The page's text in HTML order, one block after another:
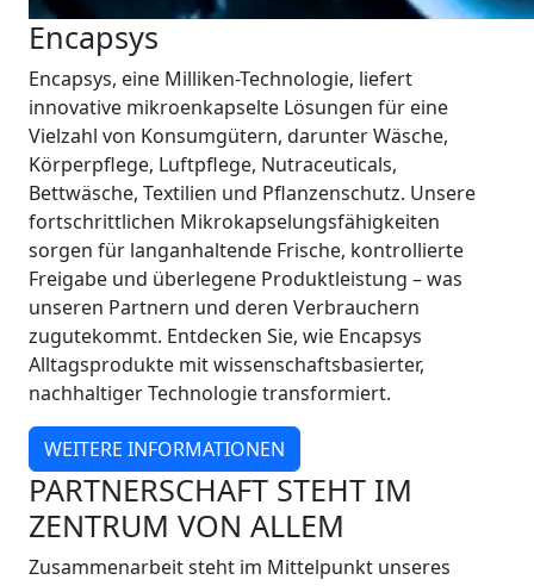
Encapsys
Encapsys, eine Milliken-Technologie, liefert
innovative mikroenkapselte Lösungen für eine
Vielzahl von Konsumgütern, darunter Wäsche,
Körperpflege, Luftpflege, Nutraceuticals,
Bettwäsche, Textilien und Pflanzenschutz. Unsere
fortschrittlichen Mikrokapselungsfähigkeiten
sorgen für langanhaltende Frische, kontrollierte
Freigabe und überlegene Produktleistung – was
unseren Partnern und deren Verbrauchern
zugutekommt. Entdecken Sie, wie Encapsys
Alltagsprodukte mit wissenschaftsbasierter,
nachhaltiger Technologie transformiert.
WEITERE INFORMATIONEN
PARTNERSCHAFT STEHT IM
ZENTRUM VON ALLEM
Zusammenarbeit steht im Mittelpunkt unseres